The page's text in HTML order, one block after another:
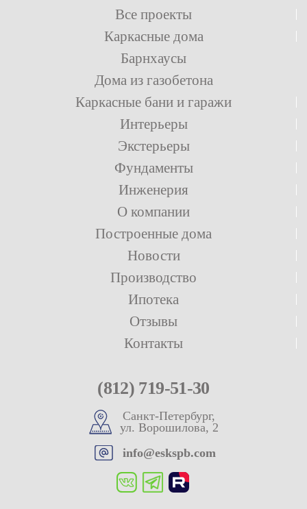
Все проекты
Каркасные дома
Барнхаусы
Дома из газобетона
Каркасные бани и гаражи
Интерьеры
Экстерьеры
Фундаменты
Инженерия
О компании
Построенные дома
Новости
Производство
Ипотека
Отзывы
Контакты
(812) 719-51-30
Санкт-Петербург,
ул. Ворошилова, 2
info@eskspb.com